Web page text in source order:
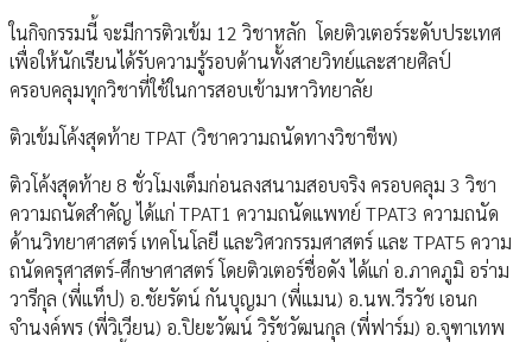
ในกิจกรรมนี้ จะมีการติวเข้ม 12 วิชาหลัก โดยติวเตอร์ระดับประเทศ
เพื่อให้นักเรียนได้รับความรู้รอบด้านทั้งสายวิทย์และสายศิลป์
ครอบคลุมทุกวิชาที่ใช้ในการสอบเข้ามหาวิทยาลัย
ติวเข้มโค้งสุดท้าย TPAT (วิชาความถนัดทางวิชาชีพ)
ติวโค้งสุดท้าย 8 ชั่วโมงเต็มก่อนลงสนามสอบจริง ครอบคลุม 3 วิชา
ความถนัดสำคัญ ได้แก่ TPAT1 ความถนัดแพทย์ TPAT3 ความถนัด
ด้านวิทยาศาสตร์ เทคโนโลยี และวิศวกรรมศาสตร์ และ TPAT5 ความ
ถนัดครุศาสตร์-ศึกษาศาสตร์ โดยติวเตอร์ชื่อดัง ได้แก่ อ.ภาคภูมิ อร่าม
วารีกุล (พี่แท็ป) อ.ชัยรัตน์ กันบุญมา (พี่แมน) อ.นพ.วีรวัช เอนก
จำนงค์พร (พี่วิเวียน) อ.ปิยะวัฒน์ วิรัชวัฒนกุล (พี่ฟาร์ม) อ.จุฑาเทพ